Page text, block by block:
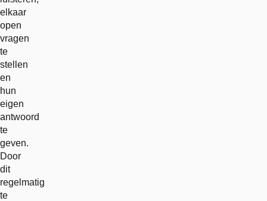
elkaar
open
vragen
te
stellen
en
hun
eigen
antwoord
te
geven.
Door
dit
regelmatig
te